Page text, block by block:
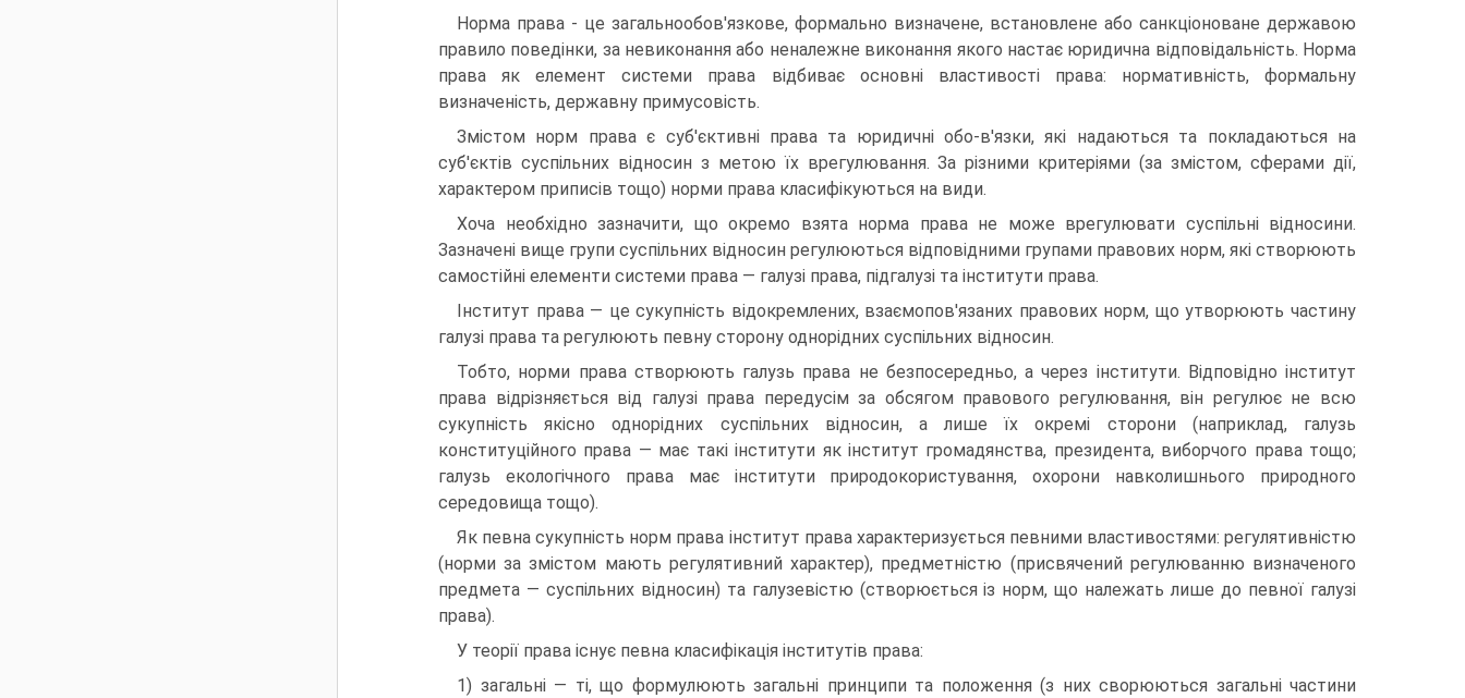
Норма права - це загальнообов'язкове, формально визначене, встановлене або санкціоноване державою
правило поведінки, за невиконання або неналежне виконання якого настає юридична відповідальність. Норма
права як елемент системи права відбиває основні властивості права: нормативність, формальну
визначеність, державну примусовість.
Змістом норм права є суб'єктивні права та юридичні обо-в'язки, які надаються та покладаються на
суб'єктів суспільних відносин з метою їх врегулювання. За різними критеріями (за змістом, сферами дії,
характером приписів тощо) норми права класифікуються на види.
Хоча необхідно зазначити, що окремо взята норма права не може врегулювати суспільні відносини.
Зазначені вище групи суспільних відносин регулюються відповідними групами правових норм, які створюють
самостійні елементи системи права — галузі права, підгалузі та інститути права.
Інститут права — це сукупність відокремлених, взаємопов'язаних правових норм, що утворюють частину
галузі права та регулюють певну сторону однорідних суспільних відносин.
Тобто, норми права створюють галузь права не безпосередньо, а через інститути. Відповідно інститут
права відрізняється від галузі права передусім за обсягом правового регулювання, він регулює не всю
сукупність якісно однорідних суспільних відносин, а лише їх окремі сторони (наприклад, галузь
конституційного права — має такі інститути як інститут громадянства, президента, виборчого права тощо;
галузь екологічного права має інститути природокористування, охорони навколишнього природного
середовища тощо).
Як певна сукупність норм права інститут права характеризується певними властивостями: регулятивністю
(норми за змістом мають регулятивний характер), предметністю (присвячений регулюванню визначеного
предмета — суспільних відносин) та галузевістю (створюється із норм, що належать лише до певної галузі
права).
У теорії права існує певна класифікація інститутів права:
1) загальні — ті, що формулюють загальні принципи та положення (з них сворюються загальні частини